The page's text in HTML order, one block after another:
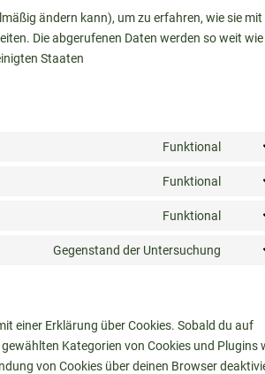
ändern kann), um zu erfahren, wie sie mit
Die abgerufenen Daten werden so weit wie
Staaten
Funktional
Funktional
Funktional
Gegenstand der Untersuchung
einer Erklärung über Cookies. Sobald du auf
Kategorien von Cookies und Plugins
von Cookies über deinen Browser